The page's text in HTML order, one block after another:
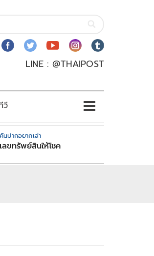
LINE : @THAIPOST
วี
คันปากอยากเล่า
เลขทรัพย์สินให้โชค